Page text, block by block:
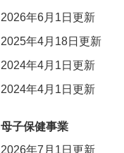
2026年6月1日更新
2025年4月18日更新
2024年4月1日更新
2024年4月1日更新
母子保健事業
2026年7月1日更新